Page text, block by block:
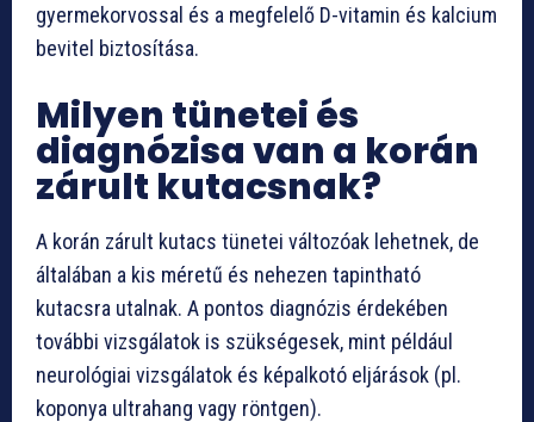
gyermekorvossal és a megfelelő D-vitamin és kalcium
bevitel biztosítása.
Milyen tünetei és
diagnózisa van a korán
zárult kutacsnak?
A korán zárult kutacs tünetei változóak lehetnek, de
általában a kis méretű és nehezen tapintható
kutacsra utalnak. A pontos diagnózis érdekében
további vizsgálatok is szükségesek, mint például
neurológiai vizsgálatok és képalkotó eljárások (pl.
koponya ultrahang vagy röntgen).